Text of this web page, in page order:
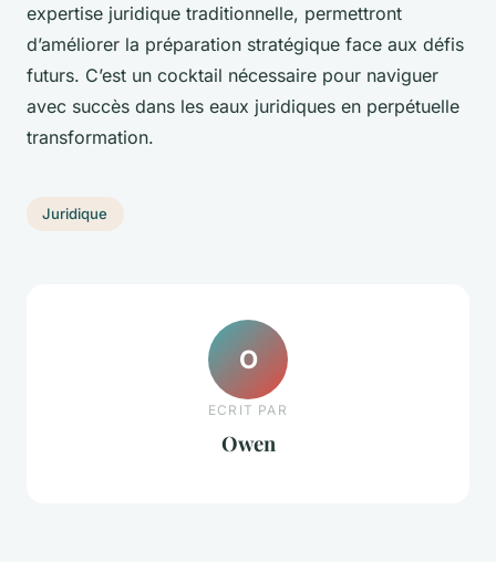
expertise juridique traditionnelle, permettront
d’améliorer la préparation stratégique face aux défis
futurs. C’est un cocktail nécessaire pour naviguer
avec succès dans les eaux juridiques en perpétuelle
transformation.
Juridique
O
ECRIT PAR
Owen